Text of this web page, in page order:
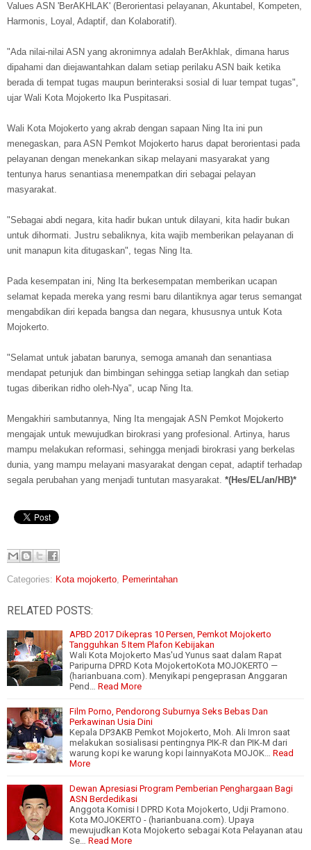
Values ASN 'BerAKHLAK' (Berorientasi pelayanan, Akuntabel, Kompeten,
Harmonis, Loyal, Adaptif, dan Kolaboratif).
"Ada nilai-nilai ASN yang akronimnya adalah BerAkhlak, dimana harus
dipahami dan diejawantahkan dalam setiap perilaku ASN baik ketika
berada di tempat tugas maupun berinteraksi sosial di luar tempat tugas",
ujar Wali Kota Mojokerto Ika Puspitasari.
Wali Kota Mojokerto yang akrab dengan sapaan Ning Ita ini pun
menegaskan, para ASN Pemkot Mojokerto harus dapat berorientasi pada
pelayanan dengan menekankan sikap melayani masyarakat yang
tentunya harus senantiasa menempatkan diri sebagai pelayan
masyarakat.
"Sebagai abdi negara, kita hadir bukan untuk dilayani, kita hadir bukan
untuk dihormati. Justru sebaliknya, kita wajib memberikan pelayanan di
unit manapun kita ditugaskan", tegas Ning Ita.
Pada kesempatan ini, Ning Ita berkesempatan memberikan ucapan
selamat kepada mereka yang resmi baru dilantiknya agar terus semangat
mengabdikan diri kepada bangsa dan negara, khususnya untuk Kota
Mojokerto.
"Selamat untuk jabatan barunya, semoga amanah dan senantiasa
mendapat petunjuk dan bimbingan sehingga setiap langkah dan setiap
tugas diberikan ridho oleh-Nya", ucap Ning Ita.
Mengakhiri sambutannya, Ning Ita mengajak ASN Pemkot Mojokerto
mengajak untuk mewujudkan birokrasi yang profesional. Artinya, harus
mampu melakukan reformasi, sehingga menjadi birokrasi yang berkelas
dunia, yang mampu melayani masyarakat dengan cepat, adaptif terhadap
segala perubahan yang menjadi tuntutan masyarakat. *(Hes/EL/an/HB)*
Categories: Kota mojokerto Pemerintahan
RELATED POSTS:
APBD 2017 Dikepras 10 Persen, Pemkot Mojokerto
Tangguhkan 5 Item Plafon Kebijakan
Wali Kota Mojokerto Mas'ud Yunus saat dalam Rapat
Paripurna DPRD Kota MojokertoKota MOJOKERTO —
(harianbuana.com). Menyikapi pengeprasan Anggaran
Pend…
Read More
Film Porno, Pendorong Suburnya Seks Bebas Dan
Perkawinan Usia Dini
Kepala DP3AKB Pemkot Mojokerto, Moh. Ali Imron saat
melakukan sosialisasi pentingnya PIK-R dan PIK-M dari
warung kopi ke warung kopi lainnyaKota MOJOK…
Read
More
Dewan Apresiasi Program Pemberian Penghargaan Bagi
ASN Berdedikasi
Anggota Komisi I DPRD Kota Mojokerto, Udji Pramono.
Kota MOJOKERTO - (harianbuana.com). Upaya
mewujudkan Kota Mojokerto sebagai Kota Pelayanan atau
Se…
Read More